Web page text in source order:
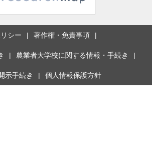
シー 著作権・免責事項
農業者大学校に関する情報・手続き
示手続き 個人情報保護方針